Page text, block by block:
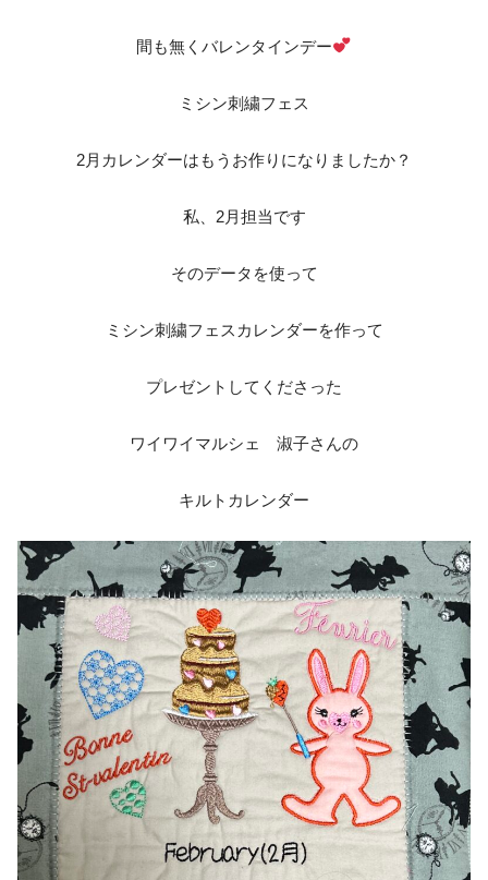
間も無くバレンタインデー
ミシン刺繍フェス
2月カレンダーはもうお作りになりましたか？
私、2月担当です
そのデータを使って
ミシン刺繍フェスカレンダーを作って
プレゼントしてくださった
ワイワイマルシェ 淑子さんの
キルトカレンダー